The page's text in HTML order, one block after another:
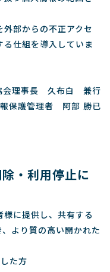
外部からの不正アクセ
る仕組を導入していま
会理事長 久布白 兼行
保護管理者 阿部 勝已
・利用停止に
に提供し、共有する
より質の高い開かれた
た方